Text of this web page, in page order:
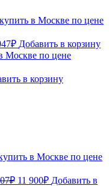
₽ Добавить в корзину
в корзину
₽ 11 900₽ Добавить в